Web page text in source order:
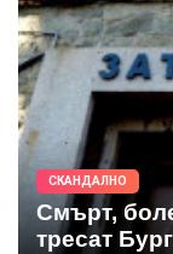
СКАНДАЛНО
Смърт,
тресат